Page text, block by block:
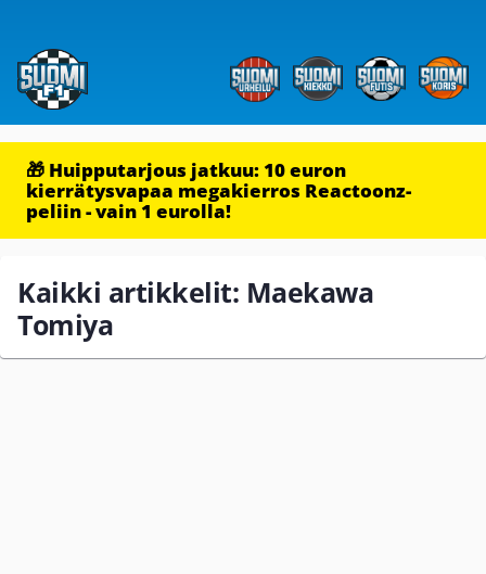
🎁 Huipputarjous jatkuu: 10 euron
kierrätysvapaa megakierros Reactoonz-
peliin - vain 1 eurolla!
Kaikki artikkelit: Maekawa
Tomiya